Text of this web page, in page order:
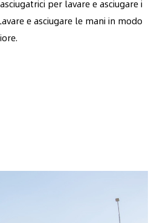
per lavare e asciugare i
e asciugare le mani in modo